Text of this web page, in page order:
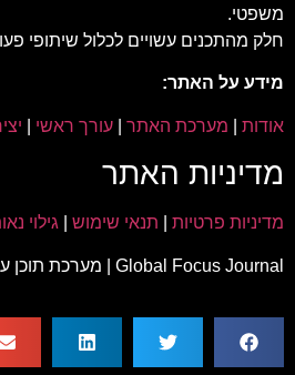
משפטי.
חלק מהתכנים עשויים לכלול שיתופי
מידע על האתר:
אודות מערכת האתר עורך ראשי
מדיניות האתר
מדיניות פרטיות תנאי שימוש גילוי
Global Focus Journal | מערכת תוכן עצמאית